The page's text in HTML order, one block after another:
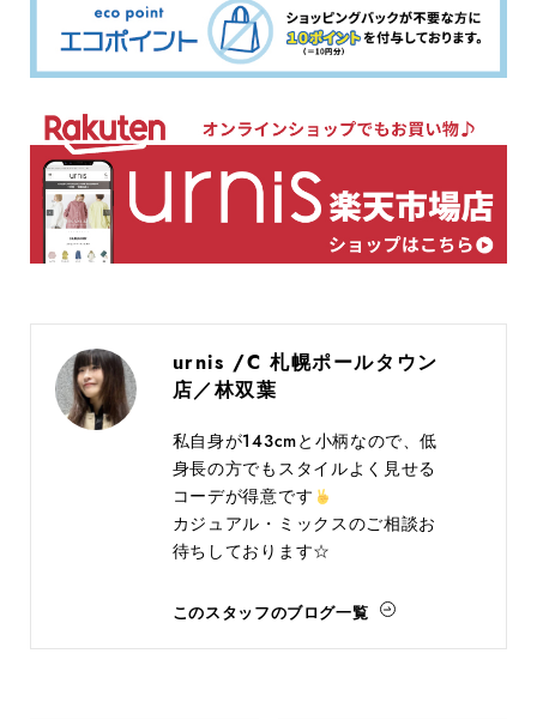
urnis /C 札幌ポールタウン
店／林双葉
私自身が143cmと小柄なので、低
身長の方でもスタイルよく見せる
コーデが得意です
カジュアル・ミックスのご相談お
待ちしております☆
このスタッフのブログ一覧